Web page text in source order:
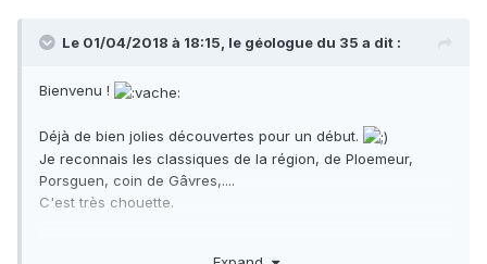
Le 01/04/2018 à 18:15, le géologue du 35 a dit :
Bienvenu !
Déjà de bien jolies découvertes pour un début.
Je reconnais les classiques de la région, de Ploemeur,
Porsguen, coin de Gâvres,....
C'est très chouette.